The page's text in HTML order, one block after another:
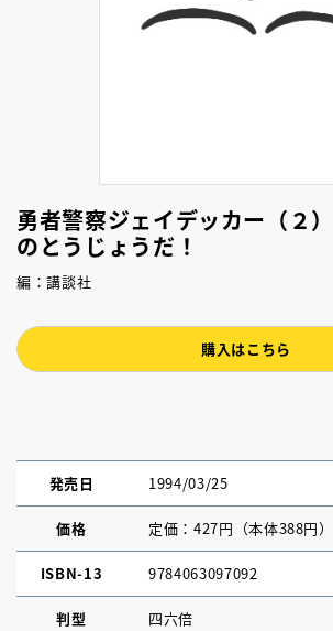
勇者警察ジェイデッカー（２
のとうじょうだ！
編：講談社
購入はこちら
発売日 1994/03/25
価格 定価：427円（本体388円）
ISBN-13 9784063097092
判型 四六倍